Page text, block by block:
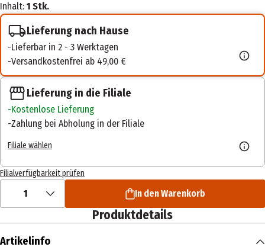
Inhalt: 1 Stk.
Lieferung nach Hause
Lieferbar in 2 - 3 Werktagen
Versandkostenfrei ab 49,00 €
Lieferung in die Filiale
Kostenlose Lieferung
Zahlung bei Abholung in der Filiale
Filiale wählen
Filialverfügbarkeit prüfen
1 In den Warenkorb
Produktdetails
Artikelinfo